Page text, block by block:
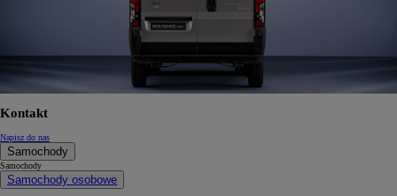
Kontakt
Napisz do nas
Samochody
Samochody
Samochody osobowe